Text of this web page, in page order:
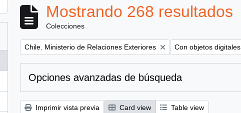
Mostrando 268 resultados
Colecciones
Remove filter:
Chile. Ministerio de Relaciones Exteriores Remove filter:
Con objetos digitales
Opciones avanzadas de búsqueda
Imprimir vista previa Card view Table view